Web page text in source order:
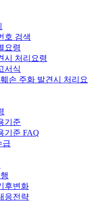
호 검색
요령
시 처리요령
서식
손 주화 발견시 처리요
기준
기준 FAQ
급
후변화
응전략